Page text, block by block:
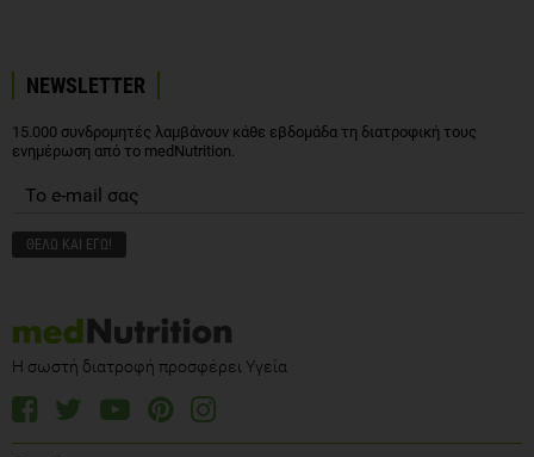
NEWSLETTER
15.000 συνδρομητές λαμβάνουν κάθε εβδομάδα τη διατροφική τους
ενημέρωση από το medNutrition.
Η σωστή διατροφή προσφέρει Υγεία